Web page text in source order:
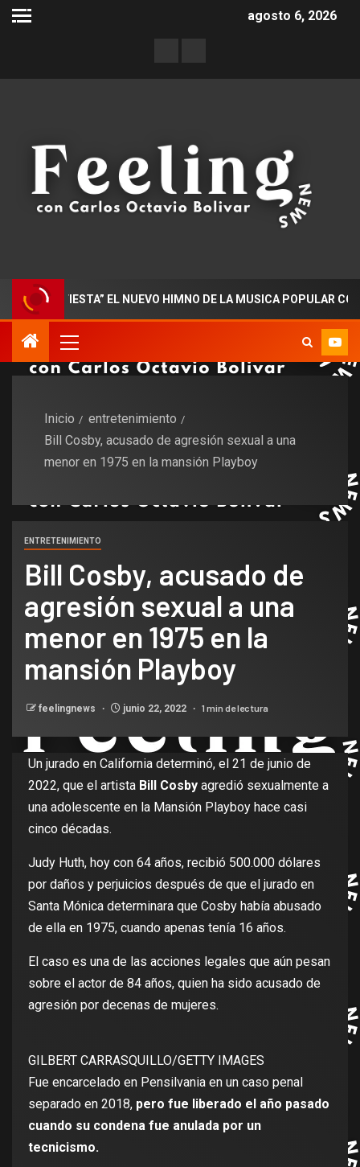
agosto 6, 2026
FIESTA” EL NUEVO HIMNO DE LA MUSICA POPULAR
Inicio
entretenimiento
Bill Cosby, acusado de agresión sexual a una
menor en 1975 en la mansión Playboy
ENTRETENIMIENTO
Bill Cosby, acusado de
agresión sexual a una
menor en 1975 en la
mansión Playboy
feelingnews junio 22, 2022 1 min de lectura
Un jurado en California determinó, el 21 de junio de
2022, que el artista Bill Cosby agredió sexualmente a
una adolescente en la Mansión Playboy hace casi
cinco décadas.
Judy Huth, hoy con 64 años, recibió 500.000 dólares
por daños y perjuicios después de que el jurado en
Santa Mónica determinara que Cosby había abusado
de ella en 1975, cuando apenas tenía 16 años.
El caso es una de las acciones legales que aún pesan
sobre el actor de 84 años, quien ha sido acusado de
agresión por decenas de mujeres.
GILBERT CARRASQUILLO/GETTY IMAGES
Fue encarcelado en Pensilvania en un caso penal
separado en 2018, pero fue liberado el año pasado
cuando su condena fue anulada por un
tecnicismo.